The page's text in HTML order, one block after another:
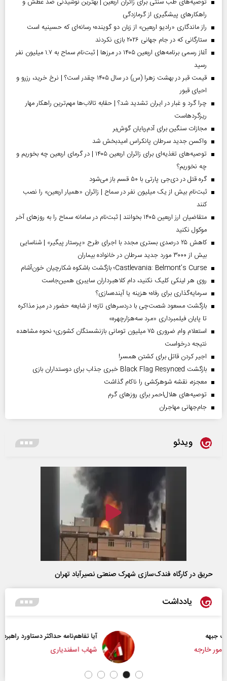
راهکارهای پیشگیری از گرمازدگی
راز ماندگاری «رادیو اربعین» از زبان دو گوینده؛ رسانه‌ای که حسینیه است
ستارگانی که در جام جهانی ۲۰۲۶ بازی نکردند
آغاز رسمی برنامه‌های اربعین ۱۴۰۵ در مرز‌ها | ثبت‌نام سماح به ۱.۷ میلیون نفر
رسید
قیمت قبر در بهشت زهرا (س) در سال ۱۴۰۵ چقدر است؟ | نرخ خرید، رزرو و
احیای قبور
چرا گرد و غبار در ایران تشدید شد؟ | حقابه تالاب‌ها مهم‌ترین راهکار مهار
ریزگردهاست
مجازات سنگین برای آدم‌ربایان گوش‌بر
واکسن جدید سرطان پانکراس امیدبخش شد
توصیه‌های تغذیه‌ای برای زائران اربعین ۱۴۰۵ | در گرمای اربعین چه بخوریم و
چه نخوریم؟
گره قتل در دی‌جی پارتی با ۵۰ قسم باز می‌شود
ثبت‌نام بیش از یک میلیون نفر در سماح | زائران «همیار اربعین» را نصب
کنند
متقاضیان ارز اربعین ۱۴۰۵ بخوانند | ثبت‌نام در سامانه سماح را به روز‌های آخر
موکول نکنید
کاهش ۲۵ درصدی بستری مجدد با اجرای طرح «پرستار پیگیر» | شناسایی
بیش از ۳۰۰۰ مورد جدید سرطان در خانواده بیماران
Castlevania: Belmont’s Curse؛ بازگشت باشکوه شکارچیان خون‌آشام
روی هر لینکی کلیک نکنید، دام کلاهبرداران سایبری همین‌جاست
سرمایه‌گذاری برای رفاه؛ هزینه یا آینده‌سازی؟
بازگشت مسعود شصت‌چی با دردسر‌های تازه؛ از شایعه حضور در میز مذاکره
تا پایان فیلمبرداری «مرد سه‌هزارچهره»
استعلام وام ضروری ۷۵ میلیون تومانی بازنشستگان کشوری؛ نحوه مشاهده
نتیجه درخواست
اجیر کردن قاتل برای کشتن همسر!
بازگشت Black Flag Resynced خبری جذاب برای دوستداران بازی
معجزه، نقشه شوهرکشی را ناکام گذاشت
توصیه‌های هلال‌احمر برای روز‌های گرم
جام‌جهانی مهاجران
ویدئو
حریق در کارگاه فندک‌سازی شهرک صنعتی نصیرآباد تهران
یادداشت
آیا تفاهم‌نامه حداکثر دستاورد راهبردی ایران بود؟
شهاب اسفندیاری